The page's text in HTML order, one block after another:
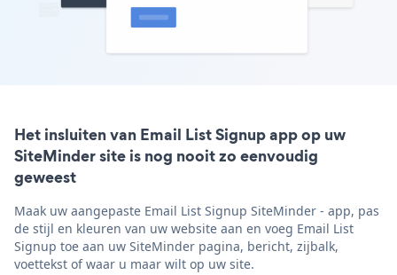
Het insluiten van Email List Signup app op uw
SiteMinder site is nog nooit zo eenvoudig
geweest
Maak uw aangepaste Email List Signup SiteMinder - app, pas
de stijl en kleuren van uw website aan en voeg Email List
Signup toe aan uw SiteMinder pagina, bericht, zijbalk,
voettekst of waar u maar wilt op uw site.